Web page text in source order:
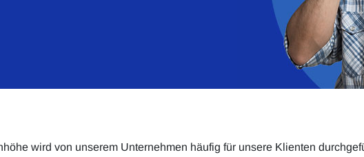
wird von unserem Unternehmen häufig für unsere Klienten